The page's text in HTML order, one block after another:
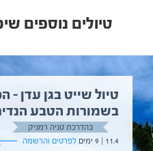
טיולים נוספים
טיול שייט בגן עדן –
בשמורות הטבע
בהדרכת טניה רמניק
11.4 | 9 ימים
לפרטים והרשמה